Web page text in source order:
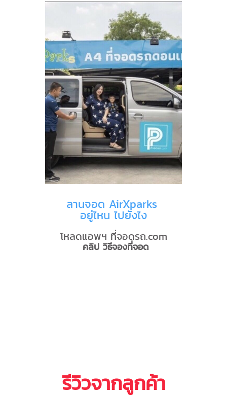
ลานจอด AirXparks
อยู่ไหน ไปยังไง
โหลดแอพฯ ที่จอดรถ.com
คลิป วิธีจองที่จอด
รีวิวจากลูกค้า